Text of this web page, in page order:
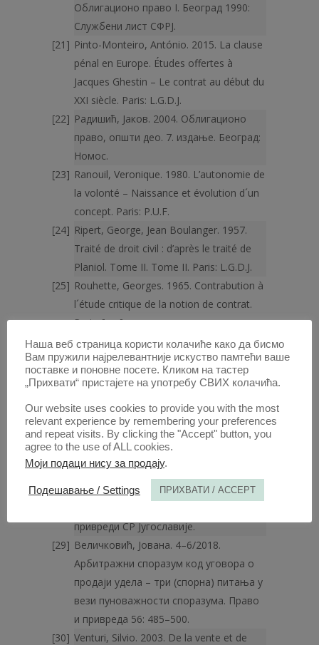
Облигационо право I. Београд 1990:
Службени лист СФРЈ.
Pinto-Monteiro, António. 2015. La clause
pénal en Europe. Études offertes à
Jacques Ghestin – Le contrat au début du
XXI siècle. Paris: L.G.D.J.
Радишић, Јаков. 2004. Облигационо
право, општи део. 7. издање. Београд:
Номос.
Ranouil, Veronique. 1980. L’autonomie de
la volonté – Naissance et évolution d´un
concept. Paris: P.U.F.
Ripert, George, Jean Boulanger. 1957.
Traité de droit civil : d’après le traité de
Planiol. Tome II. Тome II. Paris: L.G.D.J.
Rouhette, Georges. 1965. Contrabution à
l´étude critique de la notion de contrat.
Paris: [s.n.].
Treitel, Guenter H. 1991. The Law of
Contract. 8th edition. London: Sweet &
Maxwell.https://doi.org/10.1016/0267-
Васиљевић, Мирко. 2019. Компанијско
право. Право привредних друштава. 11.
издање. Београд: Правни факултет
Универзитета у Београду.
Васиљевић, Мирко. 2001. Пословно
привреди СР Југославије.
Величковић, Јована. 4–6/2018.
Арбитражни споразум код уговора о
продаји удела – три (спорна) питања у
вези пуноважности споразума. Право
и привреда 56: 485–500.
Venturi, Silvio. 2003. De la vente et de
Наша веб страница користи колачиће како да бисмо
Вам пружили најрелевантније искуство памтећи ваше
поставке и поновне посете. Кликом на тастер
„Прихвати“ пристајете на употребу СВИХ колачића.
Our website uses cookies to provide you with the most
relevant experience by remembering your preferences
and repeat visits. By clicking the "Accept" button, you
agree to the use of ALL cookies.
Моји подаци нису за продају.
Подешавање / Settings ПРИХВАТИ / ACCEPT